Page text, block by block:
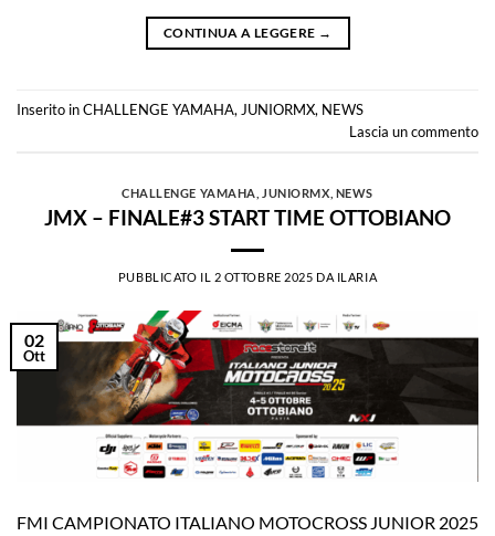
CONTINUA A LEGGERE →
Inserito inCHALLENGE YAMAHA, JUNIORMX, NEWS
Lascia un commento
CHALLENGE YAMAHA JUNIORMX NEWS
JMX – FINALE#3 START TIME OTTOBIANO
PUBBLICATO IL 2 OTTOBRE 2025 DA ILARIA
02
Ott
FMI CAMPIONATO ITALIANO MOTOCROSS JUNIOR 2025